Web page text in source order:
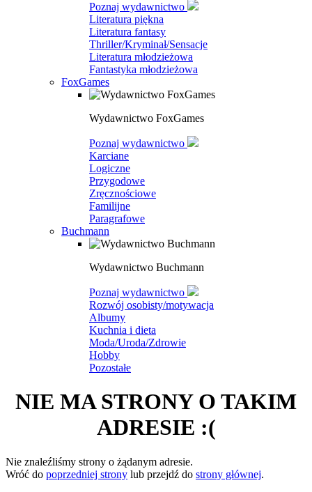
Poznaj wydawnictwo
Literatura piękna
Literatura fantasy
Thriller/Kryminał/Sensacje
Literatura młodzieżowa
Fantastyka młodzieżowa
FoxGames
Wydawnictwo FoxGames
Poznaj wydawnictwo
Karciane
Logiczne
Przygodowe
Zręcznościowe
Familijne
Paragrafowe
Buchmann
Wydawnictwo Buchmann
Poznaj wydawnictwo
Rozwój osobisty/motywacja
Albumy
Kuchnia i dieta
Moda/Uroda/Zdrowie
Hobby
Pozostałe
NIE MA STRONY O TAKIM
ADRESIE :(
Nie znaleźliśmy strony o żądanym adresie.
Wróć do poprzedniej strony lub przejdź do strony głównej.